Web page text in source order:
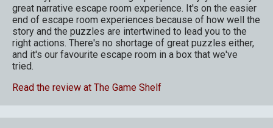
great narrative escape room experience. It's on the easier
end of escape room experiences because of how well the
story and the puzzles are intertwined to lead you to the
right actions. There's no shortage of great puzzles either,
and it's our favourite escape room in a box that we've
tried.
Read the review at The Game Shelf